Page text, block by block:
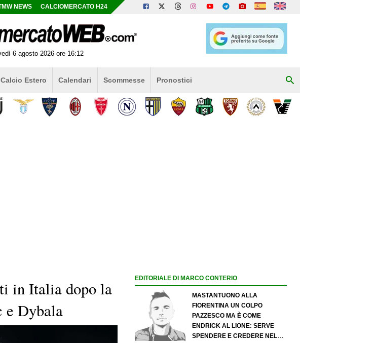
NEWS CALCIOMERCATO H24
6 agosto 2026 ore 16:12
Calcio Estero Calendari Scommesse Pronostici
in Italia dopo la
e Dybala
EDITORIALE DI MARCO CONTERIO
MASTANTUONO ALLA
FIORENTINA UN COLPO
PAZZESCO MA È COME
ENDRICK AL LIONE: SERVE
SPENDERE E CREDERE NELLO